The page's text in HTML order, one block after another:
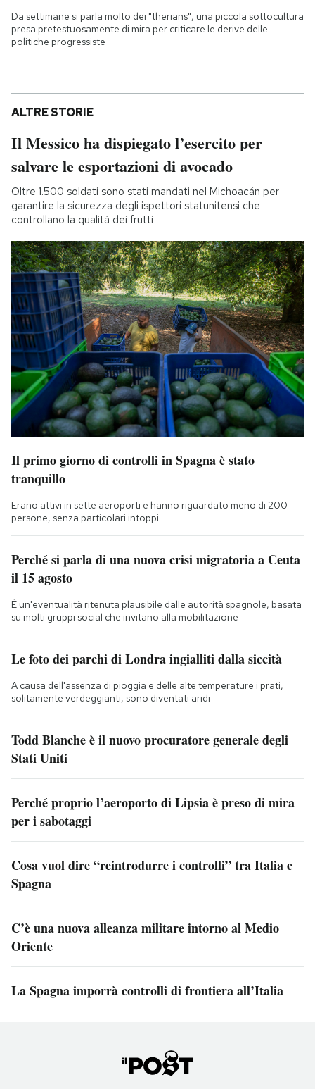
Da settimane si parla molto dei "therians", una piccola sottocultura
presa pretestuosamente di mira per criticare le derive delle
politiche progressiste
ALTRE STORIE
Il Messico ha dispiegato l’esercito per
salvare le esportazioni di avocado
Oltre 1.500 soldati sono stati mandati nel Michoacán per
garantire la sicurezza degli ispettori statunitensi che
controllano la qualità dei frutti
Il primo giorno di controlli in Spagna è stato
tranquillo
Erano attivi in sette aeroporti e hanno riguardato meno di 200
persone, senza particolari intoppi
Perché si parla di una nuova crisi migratoria a Ceuta
il 15 agosto
È un'eventualità ritenuta plausibile dalle autorità spagnole, basata
su molti gruppi social che invitano alla mobilitazione
Le foto dei parchi di Londra ingialliti dalla siccità
A causa dell'assenza di pioggia e delle alte temperature i prati,
solitamente verdeggianti, sono diventati aridi
Todd Blanche è il nuovo procuratore generale degli
Stati Uniti
Perché proprio l’aeroporto di Lipsia è preso di mira
per i sabotaggi
Cosa vuol dire “reintrodurre i controlli” tra Italia e
Spagna
C’è una nuova alleanza militare intorno al Medio
Oriente
La Spagna imporrà controlli di frontiera all’Italia